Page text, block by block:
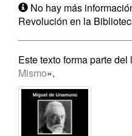
No hay más
Revolución en la
Este texto forma parte del
Mismo».